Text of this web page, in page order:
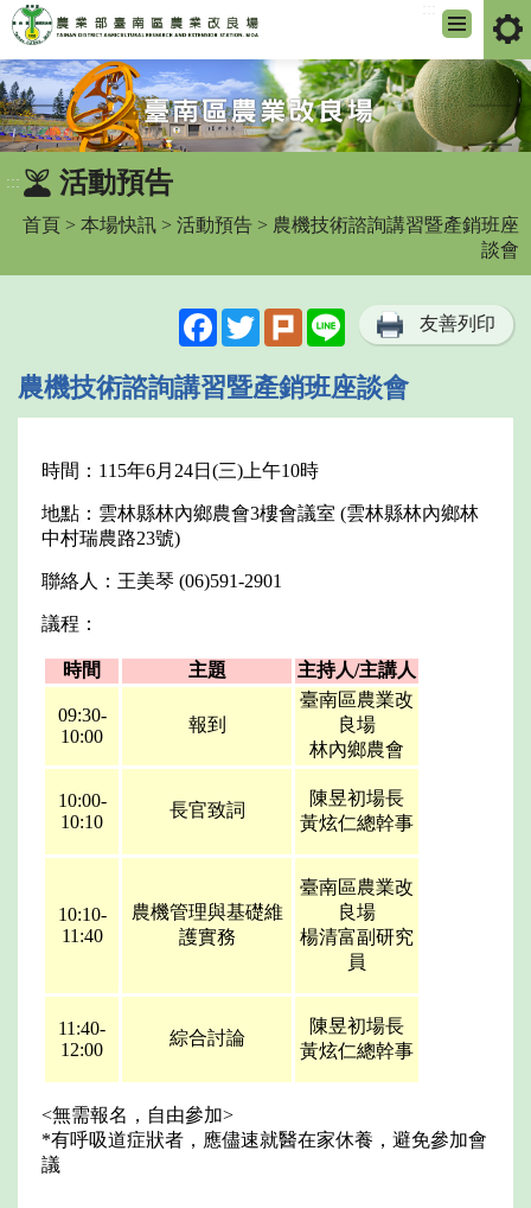
跳
到
主
要
內
::: 活動預告
首頁 > 本場快訊 > 活動預告 > 農機技術諮詢講習暨產銷班座
談會
FacebookTwitterPlurk Line 友善列印
農機技術諮詢講習暨產銷班座談會
時間：115年6月24日(三)上午10時
地點：雲林縣林內鄉農會3樓會議室 (雲林縣林內鄉林
中村瑞農路23號)
聯絡人：王美琴 (06)591-2901
議程：
時間 主題 主持人/主講人
09:30-
10:00
報到
臺南區農業改
良場
林內鄉農會
10:00-
10:10
長官致詞
陳昱初場長
黃炫仁總幹事
10:10-
11:40
農機管理與基礎維
護實務
臺南區農業改
良場
楊清富副研究
員
11:40-
12:00
綜合討論
陳昱初場長
黃炫仁總幹事
<無需報名，自由參加>
*有呼吸道症狀者，應儘速就醫在家休養，避免參加會
議